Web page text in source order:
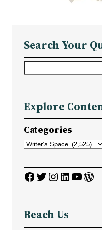
Search Your
r
c
h
Explore
Categories
Facebook Twitter InstagramLinkedIn YouTube WordPress
Reach Us